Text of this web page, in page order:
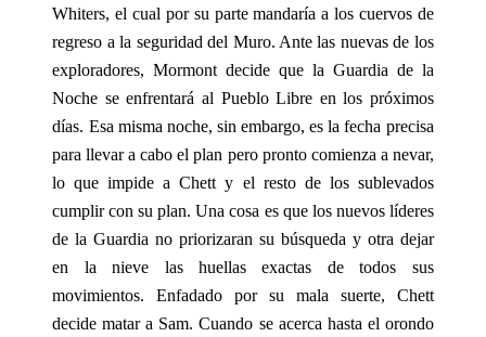
Whiters, el cual por su parte mandaría a los cuervos de
regreso a la seguridad del Muro. Ante las nuevas de los
exploradores, Mormont decide que la Guardia de la
Noche se enfrentará al Pueblo Libre en los próximos
días. Esa misma noche, sin embargo, es la fecha precisa
para llevar a cabo el plan pero pronto comienza a nevar,
lo que impide a Chett y el resto de los sublevados
cumplir con su plan. Una cosa es que los nuevos líderes
de la Guardia no priorizaran su búsqueda y otra dejar
en la nieve las huellas exactas de todos sus
movimientos. Enfadado por su mala suerte, Chett
decide matar a Sam. Cuando se acerca hasta el orondo